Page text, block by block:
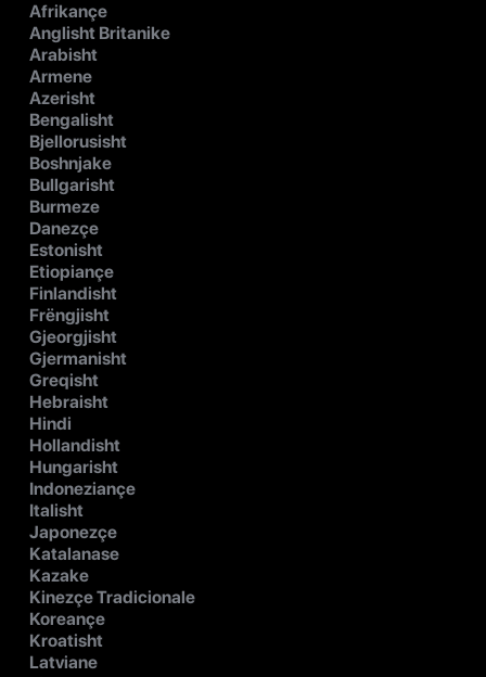
Afrikançe
Anglisht Britanike
Arabisht
Armene
Azerisht
Bengalisht
Bjellorusisht
Boshnjake
Bullgarisht
Burmeze
Danezçe
Estonisht
Etiopiançe
Finlandisht
Frëngjisht
Gjeorgjisht
Gjermanisht
Greqisht
Hebraisht
Hindi
Hollandisht
Hungarisht
Indoneziançe
Italisht
Japonezçe
Katalanase
Kazake
Kinezçe Tradicionale
Koreançe
Kroatisht
Latviane